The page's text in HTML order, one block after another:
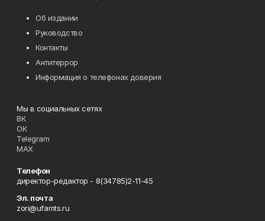
Об издании
Руководство
Контакты
Антитеррор
Информация о телефонах доверия
Мы в социальных сетях
ВК
ОК
Telegram
MAX
Телефон
директор-редактор - 8(34785)2-11-45
Эл. почта
zori@ufamts.ru